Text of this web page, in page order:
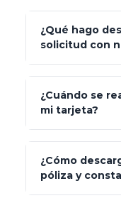
App Store (iOS)
Bienvenida
Regístrate"
¿Qué hago
solicitud con
¿Cuándo se
mi tarjeta?
¿Cómo
póliza y